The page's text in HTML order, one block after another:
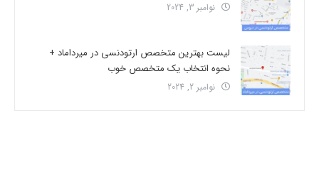
نوامبر 3, 2024
لیست بهترین متخصص ارتودنسی در میرداماد +
نحوه انتخاب یک متخصص خوب
نوامبر 2, 2024